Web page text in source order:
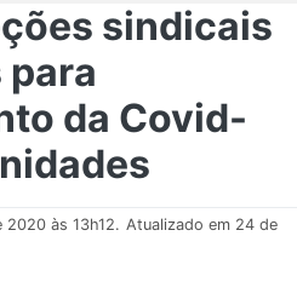
sindicais
da Covid-
2020 às 13h12. Atualizado em 24 de